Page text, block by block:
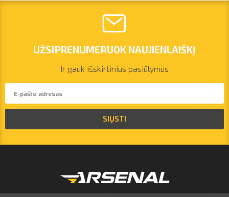
vilnius@arsenalrent.com
UŽSIPRENUMERUOK NAUJIENLAIŠKĮ
Ir gauk išskirtinius pasiūlymus
SIŲSTI